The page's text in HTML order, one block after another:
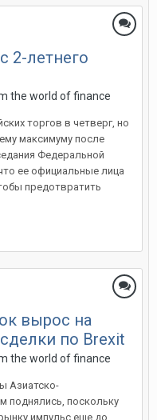
2-летнего
the world of finance
торгов в четверг, но
максимуму после
Федеральной
ее официальные лица
предотвратить
вырос на
по Brexit
the world of finance
Азиатско-
поднялись, поскольку
импульс еще до